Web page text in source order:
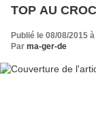
TOP AU
Publié le 08/08/2015
Par ma-ger-de